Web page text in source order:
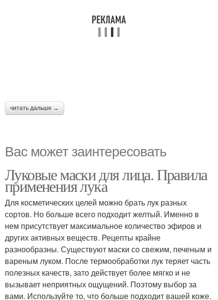
читать дальше →
Вас может заинтересовать
Луковые маски для лица. Правила
применения лука
Для косметических целей можно брать лук разных
сортов. Но больше всего подходит желтый. Именно в
нем присутствует максимальное количество эфиров и
других активных веществ. Рецепты крайне
разнообразны. Существуют маски со свежим, печеным и
вареным луком. После термообработки лук теряет часть
полезных качеств, зато действует более мягко и не
вызывает неприятных ощущений. Поэтому выбор за
вами. Используйте то, что больше подходит вашей коже.